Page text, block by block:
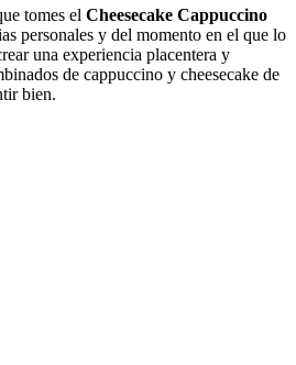
tomes el Cheesecake Cappuccino
personales y del momento en el que lo
una experiencia placentera y
de cappuccino y cheesecake de
bien.